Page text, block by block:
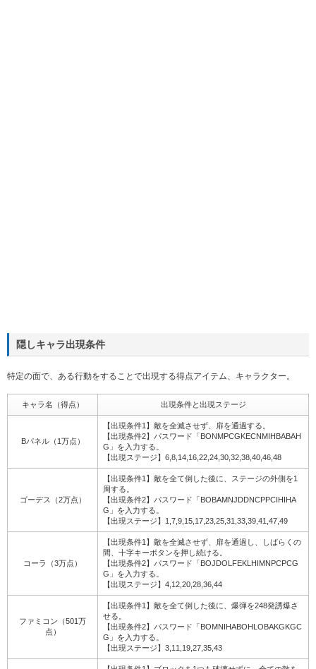
隠しキャラ出現条件
特定の面で、ある行動をすることで出現する得点アイテム、キャラクター。
キャラ名（得点） 出現条件と出現ステージ
Bパネル（1万点）
【出現条件1】敵を全滅させず、扉を通過する。
【出現条件2】パスワード「BONMPCGKECNMIHBABAH
G」を入力する。
【出現ステージ】6,8,14,16,22,24,30,32,38,40,46,48
ゴーデス（2万点）
【出現条件1】敵を全て倒した後に、ステージの外側を1
周する。
【出現条件2】パスワード「BOBAMNJDDNCPPCIHIHA
G」を入力する。
【出現ステージ】1,7,9,15,17,23,25,31,33,39,41,47,49
コーラ（3万点）
【出現条件1】敵を全滅させず、扉を通過し、しばらくの
間、十字キーボタンを押し続ける。
【出現条件2】パスワード「BOJDOLFEKLHIMNPCPCG
G」を入力する。
【出現ステージ】4,12,20,28,36,44
ファミコン（501万
点）
【出現条件1】敵を全て倒した後に、爆弾を248発誘爆さ
せる。
【出現条件2】パスワード「BOMNIHABOHLOBAKGKGC
G」を入力する。
【出現ステージ】3,11,19,27,35,43